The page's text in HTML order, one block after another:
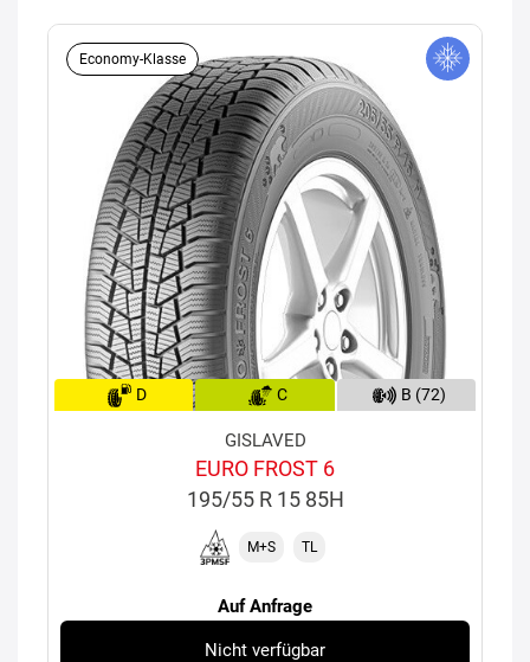
Economy-Klasse
D C B (72)
GISLAVED
EURO FROST 6
195/55 R 15 85H
M+S TL
Auf Anfrage
Nicht verfügbar